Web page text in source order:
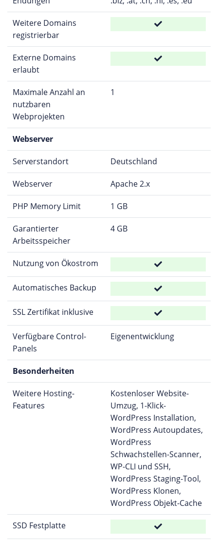
Weitere Domains
registrierbar
Externe Domains
erlaubt
Maximale Anzahl an
nutzbaren
Webprojekten
1
Webserver
Serverstandort Deutschland
Webserver Apache 2.x
PHP Memory Limit 1 GB
Garantierter
Arbeitsspeicher
4 GB
Nutzung von Ökostrom
Automatisches Backup
SSL Zertifikat inklusive
Verfügbare Control-
Panels
Eigenentwicklung
Besonderheiten
Weitere Hosting-
Features
Kostenloser Website-
Umzug, 1-Klick-
WordPress Installation,
WordPress Autoupdates,
WordPress
Schwachstellen-Scanner,
WP-CLI und SSH,
WordPress Staging-Tool,
WordPress Klonen,
WordPress Objekt-Cache
SSD Festplatte